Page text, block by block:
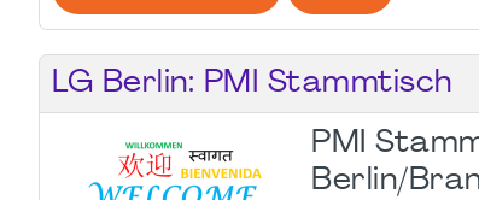
LG Berlin: PMI Stammtisch
PMI
Berlin/